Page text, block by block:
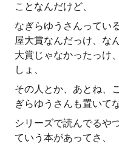
ことなんだけど、
なぎらゆうさんってい
屋大賞なんだっけ、な
大賞じゃなかったっけ
しょ、
その人とか、あとね、
ぎらゆうさんも置いて
シリーズで読んでるや
ていう本があってさ、